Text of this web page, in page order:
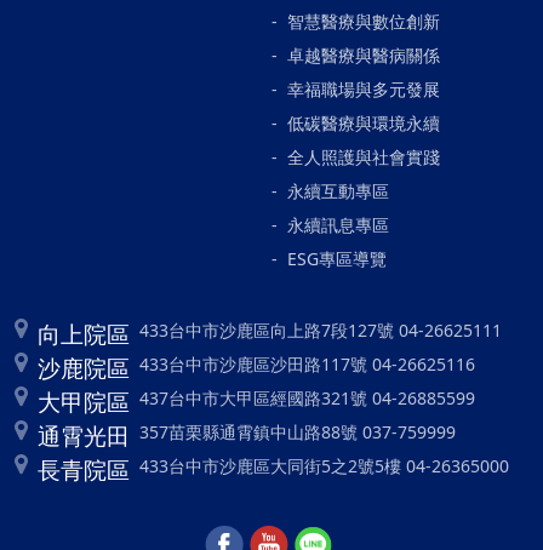
智慧醫療與數位創新
卓越醫療與醫病關係
幸福職場與多元發展
低碳醫療與環境永續
全人照護與社會實踐
永續互動專區
永續訊息專區
ESG專區導覽
向上院區 433台中市沙鹿區向上路7段127號 04-26625111
沙鹿院區 433台中市沙鹿區沙田路117號 04-26625116
大甲院區 437台中市大甲區經國路321號 04-26885599
通霄光田 357苗栗縣通霄鎮中山路88號 037-759999
長青院區 433台中市沙鹿區大同街5之2號5樓 04-26365000